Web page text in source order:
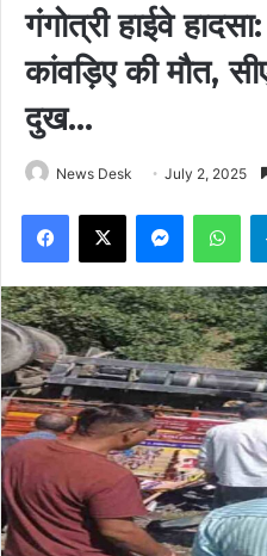
गंगोत्री हाईवे
कांवड़िए की मौत,
दुख…
News Desk July 2, 2025
Facebook
X Messenger